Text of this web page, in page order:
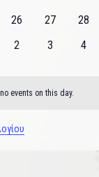
0
26
0
27
0
28
0
2
0
3
0
4
events on this day.